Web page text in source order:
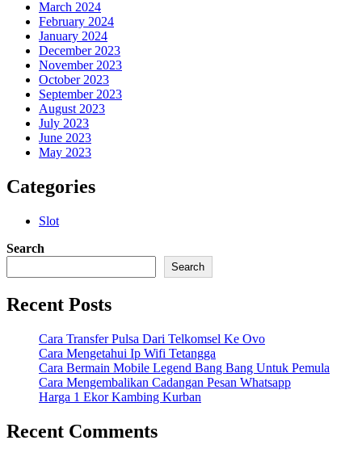
March 2024
February 2024
January 2024
December 2023
November 2023
October 2023
September 2023
August 2023
July 2023
June 2023
May 2023
Categories
Slot
Search
Search
Recent Posts
Cara Transfer Pulsa Dari Telkomsel Ke Ovo
Cara Mengetahui Ip Wifi Tetangga
Cara Bermain Mobile Legend Bang Bang Untuk Pemula
Cara Mengembalikan Cadangan Pesan Whatsapp
Harga 1 Ekor Kambing Kurban
Recent Comments